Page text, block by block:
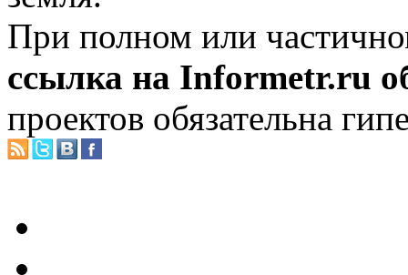
При полном или
ссылка на Informetr.ru
проектов обязательна